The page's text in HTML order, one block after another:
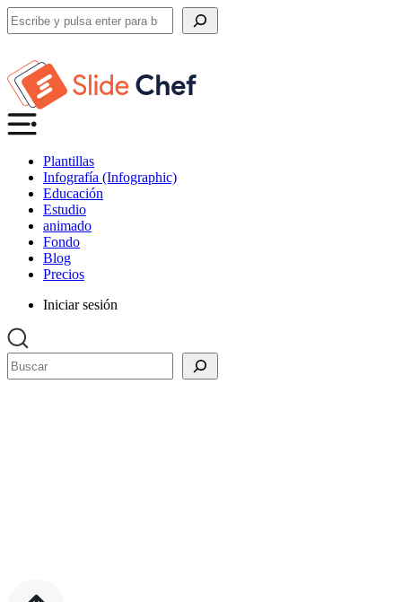
Buscar
Plantillas
Infografía (Infographic)
Educación
Estudio
animado
Fondo
Blog
Precios
Iniciar sesión
Buscar